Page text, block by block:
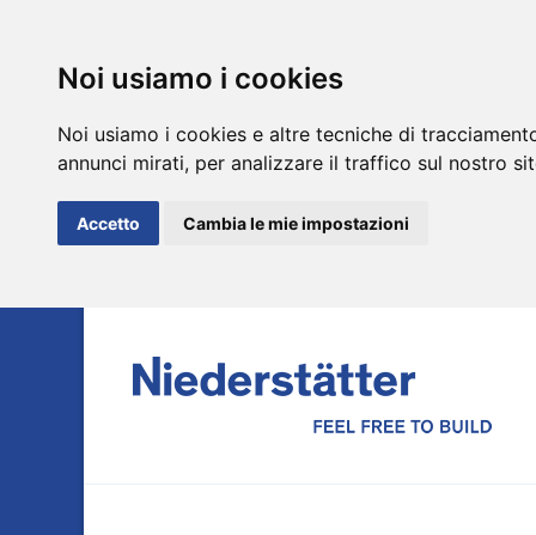
Noi usiamo i cookies
Noi usiamo i cookies e altre tecniche di
annunci mirati, per analizzare il traffico sul nostro
Accetto Cambia le mie impostazioni